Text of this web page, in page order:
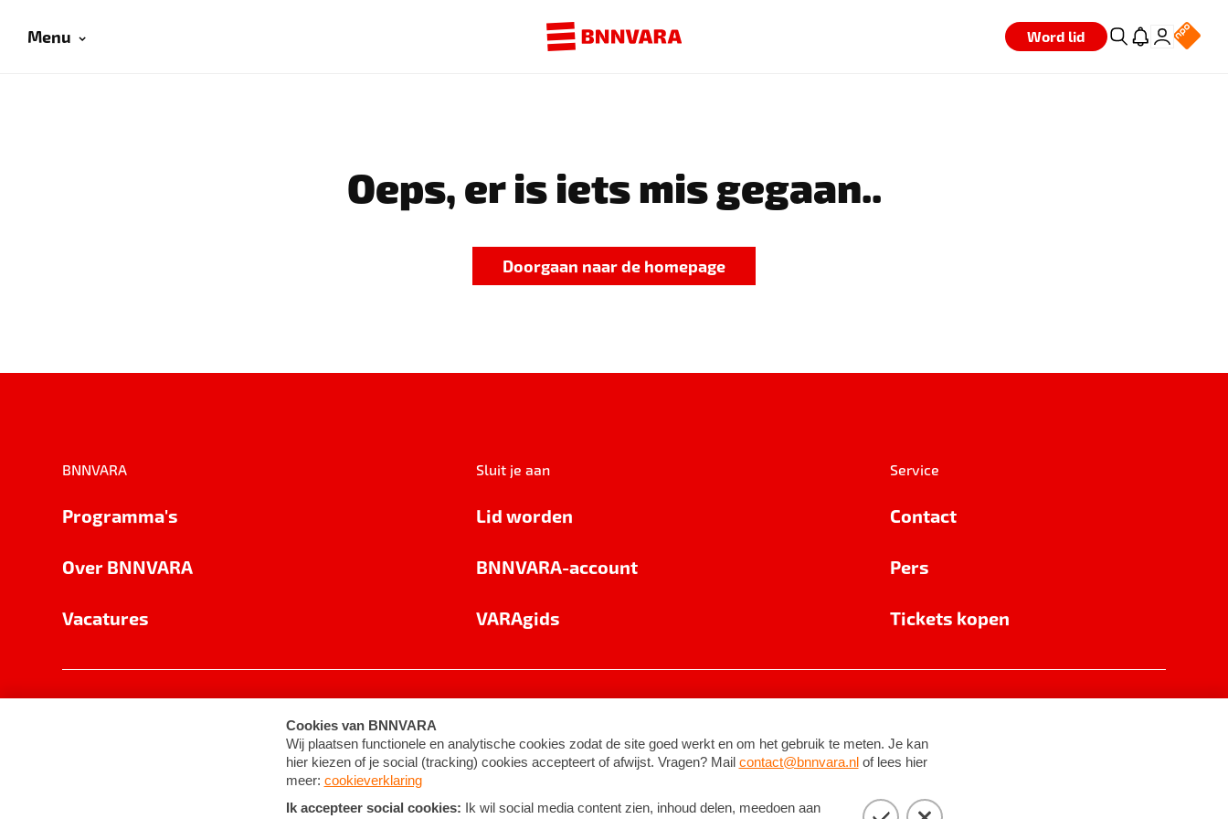
Menu Word lid
Oeps, er is iets mis gegaan..
Doorgaan naar de homepage
BNNVARA
Programma's
Over BNNVARA
Vacatures
Sluit je aan
Lid worden
BNNVARA-account
VARAgids
Service
Contact
Pers
Tickets kopen
Cookie-instellingen Algemene voorwaarden ©2026BNNVARA